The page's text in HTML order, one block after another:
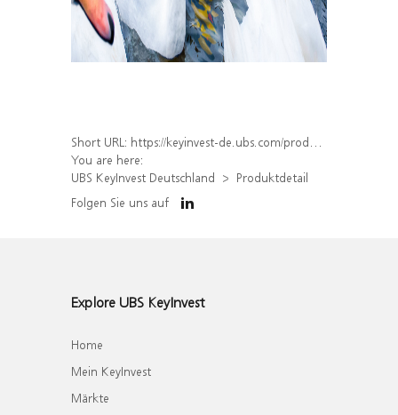
Short URL: https://keyinvest-de.ubs.com/produkt/detail/index/isin/DE000WA7BLM6
You are here:
UBS KeyInvest Deutschland
Produktdetail
Folgen Sie uns auf
Explore UBS KeyInvest
Home
Mein KeyInvest
Märkte